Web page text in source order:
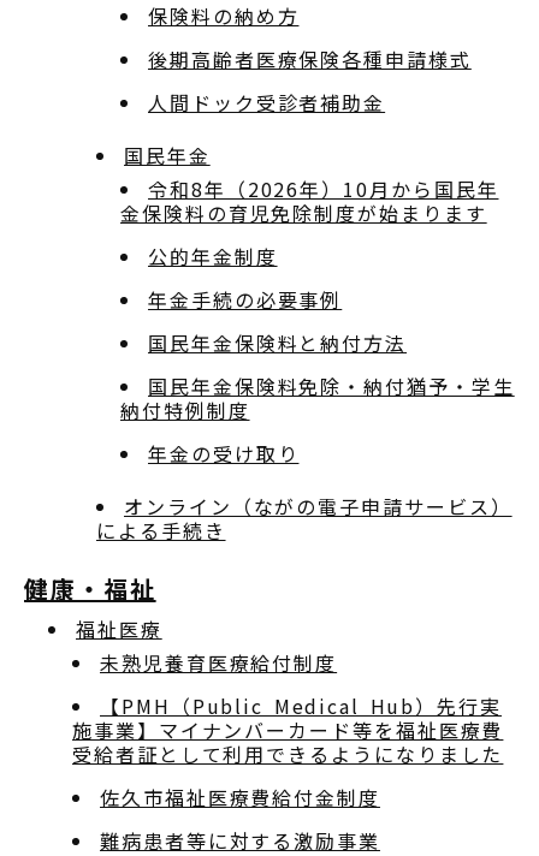
保険料の納め方
後期高齢者医療保険各種申請様式
人間ドック受診者補助金
国民年金
令和8年（2026年）10月から国民年
金保険料の育児免除制度が始まります
公的年金制度
年金手続の必要事例
国民年金保険料と納付方法
国民年金保険料免除・納付猶予・学生
納付特例制度
年金の受け取り
オンライン（ながの電子申請サービス）
による手続き
健康・福祉
福祉医療
未熟児養育医療給付制度
【PMH（Public Medical Hub）先行実
施事業】マイナンバーカード等を福祉医療費
受給者証として利用できるようになりました
佐久市福祉医療費給付金制度
難病患者等に対する激励事業